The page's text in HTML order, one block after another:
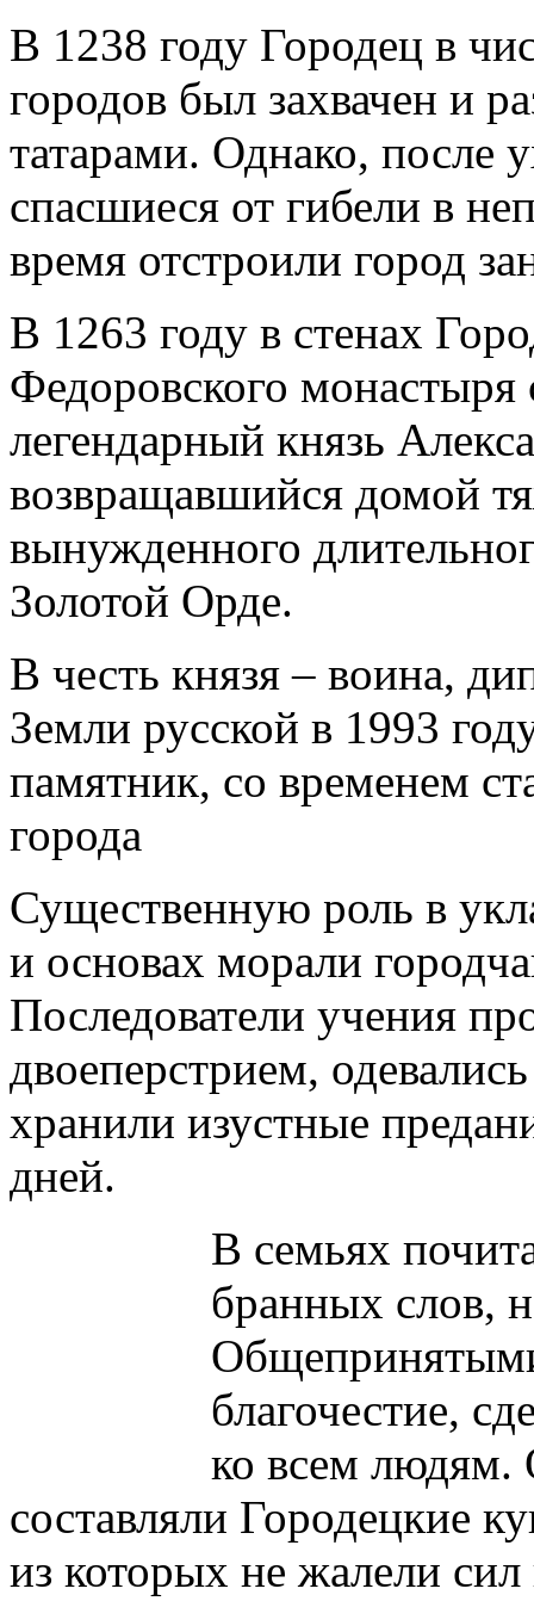
В 1238 году Городец в
городов был захвачен и
татарами. Однако, после
спасшиеся от гибели в
время отстроили город
В 1263 году в стенах
Федоровского монастыря
легендарный князь
возвращавшийся домой
вынужденного
Золотой Орде.
В честь князя – воина,
Земли русской в 1993
памятник, со временем
города
Существенную роль в
и основах морали
Последователи учения
двоеперстрием,
хранили изустные
дней.
В семьях
бранных слов,
благочестие,
ко всем людям.
составляли Городецкие
из которых не жалели сил